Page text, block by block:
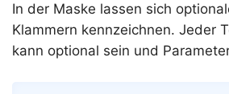
In der Maske lassen sich
Klammern kennzeichnen. Jeder
kann optional sein und